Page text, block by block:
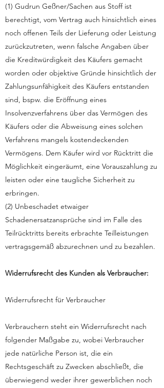
(1) Gudrun Geßner/Sachen aus Stoff ist
berechtigt, vom Vertrag auch hinsichtlich eines
noch offenen Teils der Lieferung oder Leistung
zurückzutreten, wenn falsche Angaben über
die Kreditwürdigkeit des Käufers gemacht
worden oder objektive Gründe hinsichtlich der
Zahlungsunfähigkeit des Käufers entstanden
sind, bspw. die Eröffnung eines
Insolvenzverfahrens über das Vermögen des
Käufers oder die Abweisung eines solchen
Verfahrens mangels kostendeckenden
Vermögens. Dem Käufer wird vor Rücktritt die
Möglichkeit eingeräumt, eine Vorauszahlung zu
leisten oder eine taugliche Sicherheit zu
erbringen.
(2) Unbeschadet etwaiger
Schadenersatzansprüche sind im Falle des
Teilrücktritts bereits erbrachte Teilleistungen
vertragsgemäß abzurechnen und zu bezahlen.
Widerrufsrecht des Kunden als Verbraucher:
Widerrufsrecht für Verbraucher
Verbrauchern steht ein Widerrufsrecht nach
folgender Maßgabe zu, wobei Verbraucher
jede natürliche Person ist, die ein
Rechtsgeschäft zu Zwecken abschließt, die
überwiegend weder ihrer gewerblichen noch